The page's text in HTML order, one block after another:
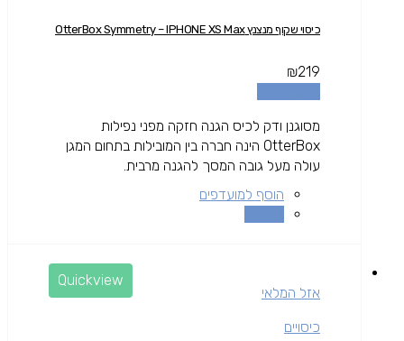
כיסוי שקוף מנצנץ OtterBox Symmetry – IPHONE XS Max
₪219
מסוגנן ודק לכיס הגנה חזקה מפני נפילות
OtterBox הינה חברה בין המובילות בתחום המגן
עולה מעל גובה המסך להגנה מרבית.
הוסף למועדפים
Quickview
אזל המלאי
כיסויים